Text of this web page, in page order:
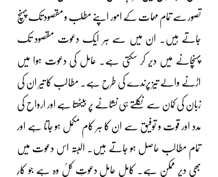
تصور سے تمام مہمات کے امور اپنے مطلب و مقصود تک پہنچ
جاتے ہیں۔ ان میں سے ہر ایک دعوت مقصود تک
پہنچانے میں دیر کر سکتی ہے۔ عامل کی دعوت ہوا میں
اڑنے والے تیز پرندے کی طرح ہے۔ مطالب کا تیر ان کی
زبان کی کمان سے نکلتے ہی نشانے پر بیٹھتا ہے اور ارواح کی
مدد اور قوت و توفیق سے ان کا ہر کام مکمل ہو جاتا ہے اور
تمام مطالب حاصل ہو جاتے ہیں۔ البتہ اس دعوت میں
بھی دیر ممکن ہے۔ کامل عاملِ دعوتِ کلُ وہ ہے جو کارِ